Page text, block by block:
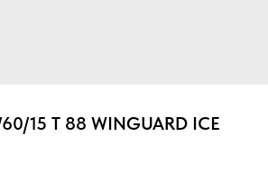
15 T 88 WINGUARD ICE